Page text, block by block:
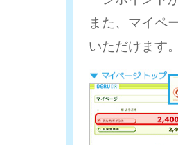
また、マイペ
いただけます。